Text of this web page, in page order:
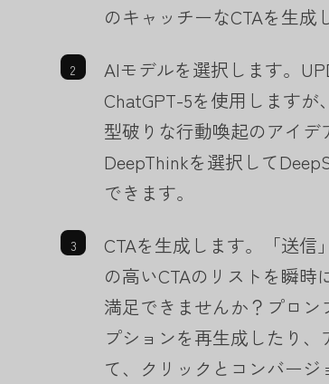
のキャッチーなCTAを生成
AIモデルを選択します。
ChatGPT-5を使用します
型破りな行動喚起のアイデ
DeepThinkを選択して
できます。
CTAを生成します。「送信
の高いCTAのリストを瞬時
満足できませんか？プロ
プションを再生成したり
て、クリックとコンバー